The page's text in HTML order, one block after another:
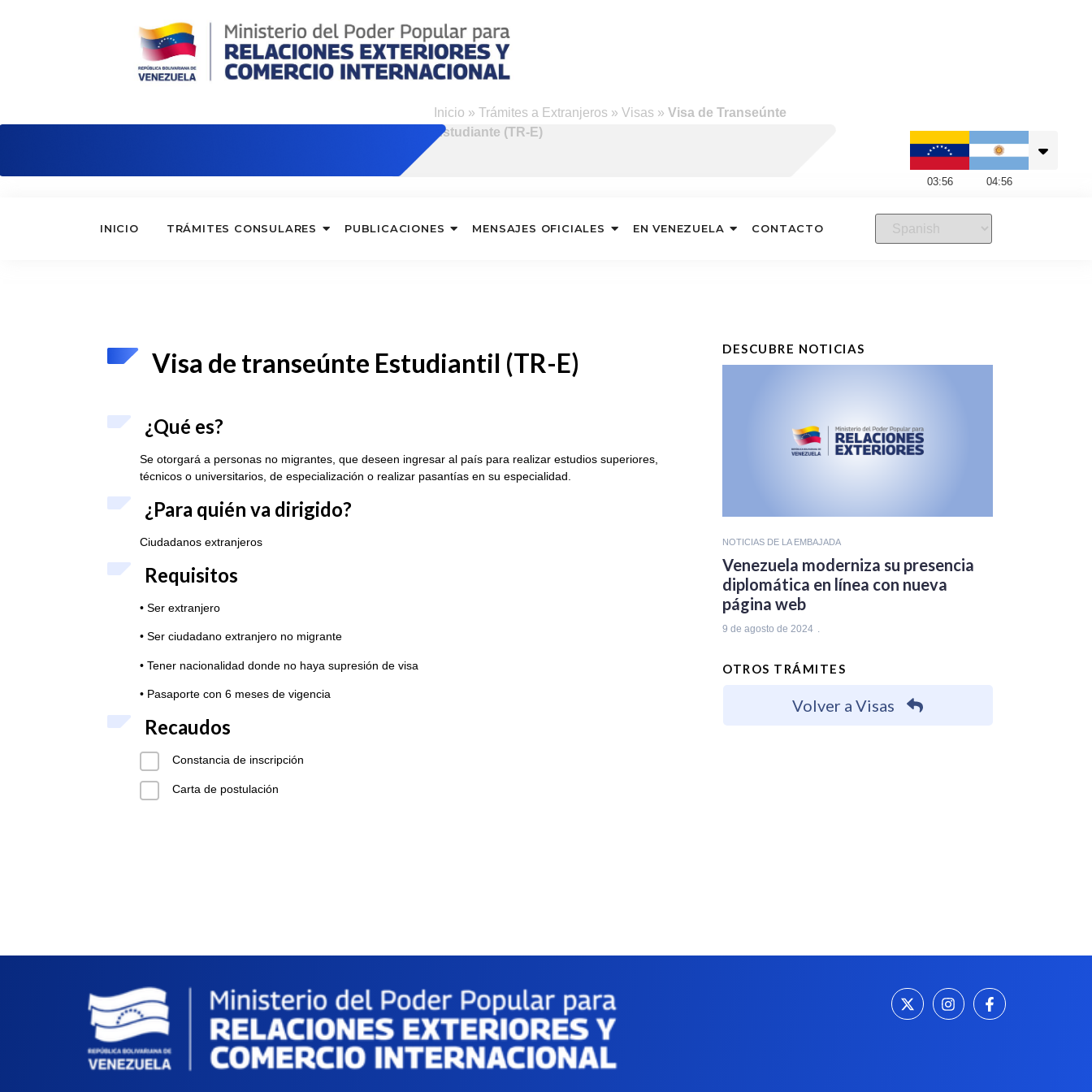
Inicio »Trámites a Extranjeros »Visas »Visa de Transeúnte
Estudiante (TR-E)
03:56 04:56
INICIO TRÁMITES CONSULARES PUBLICACIONES MENSAJES OFICIALES EN VENEZUELA CONTACTO
Visa de transeúnte Estudiantil (TR-E)
¿Qué es?
Se otorgará a personas no migrantes, que deseen ingresar al país para realizar estudios superiores,
técnicos o universitarios, de especialización o realizar pasantías en su especialidad.
¿Para quién va dirigido?
Ciudadanos extranjeros
Requisitos
• Ser extranjero
• Ser ciudadano extranjero no migrante
• Tener nacionalidad donde no haya supresión de visa
• Pasaporte con 6 meses de vigencia
Recaudos
Constancia de inscripción
Carta de postulación
DESCUBRE NOTICIAS
NOTICIAS DE LA EMBAJADA
Venezuela moderniza su presencia
diplomática en línea con nueva
página web
9 de agosto de 2024
OTROS TRÁMITES
Volver a Visas